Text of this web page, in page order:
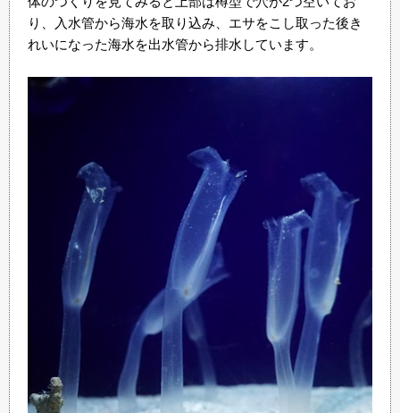
り、入水管から海水を取り込み、エサをこし取った後き
れいになった海水を出水管から排水しています。